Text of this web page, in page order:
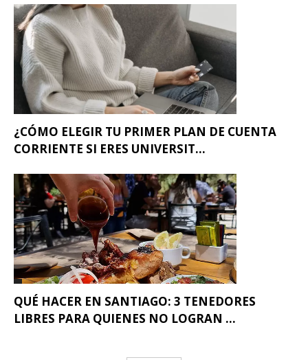
¿CÓMO ELEGIR TU PRIMER PLAN DE CUENTA
CORRIENTE SI ERES UNIVERSIT...
QUÉ HACER EN SANTIAGO: 3 TENEDORES
LIBRES PARA QUIENES NO LOGRAN ...